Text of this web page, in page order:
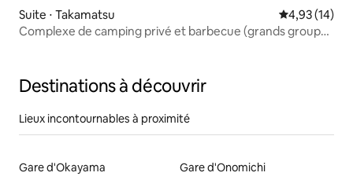
Suite ⋅ Takamatsu Évaluation
4,93 (14)
Complexe de camping privé et barbecue (grands groupes
Destinations à découvrir
Lieux incontournables à proximité
Gare d'Okayama Gare d'Onomichi